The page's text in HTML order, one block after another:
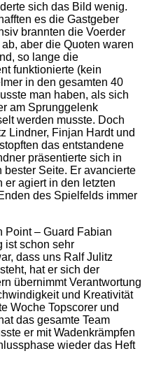
sich das Bild wenig.
es die Gastgeber
brannten die Voerder
aber die Quoten waren
so lange die
funktionierte (kein
in den gesamten 40
man haben, als sich
am Sprunggelenk
werden musste. Doch
Lindner, Finjan Hardt und
das entstandene
präsentierte sich in
Seite. Er avancierte
er agiert in den letzten
des Spielfelds immer
Point – Guard Fabian
ist schon sehr
dass uns Ralf Julitz
hat er sich der
übernimmt Verantwortung
und Kreativität
Woche Topscorer und
das gesamte Team
er mit Wadenkrämpfen
wieder das Heft